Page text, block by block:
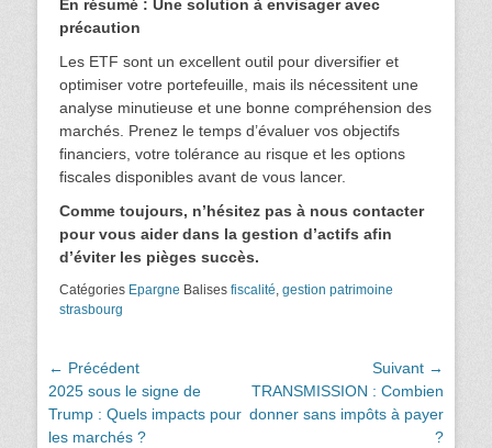
En résumé : Une solution à envisager avec
précaution
Les ETF sont un excellent outil pour diversifier et
optimiser votre portefeuille, mais ils nécessitent une
analyse minutieuse et une bonne compréhension des
marchés. Prenez le temps d’évaluer vos objectifs
financiers, votre tolérance au risque et les options
fiscales disponibles avant de vous lancer.
Comme toujours, n’hésitez pas à nous contacter
pour vous aider dans la gestion d’actifs afin
d’éviter les pièges succès.
Catégories Epargne Balises fiscalité, gestion patrimoine
strasbourg
Navigation
de
l’article
← Précédent
Article
précédent :
2025 sous le signe de
Trump : Quels impacts pour
les marchés ?
Suivant →
Article
suivant :
TRANSMISSION : Combien
donner sans impôts à payer
?